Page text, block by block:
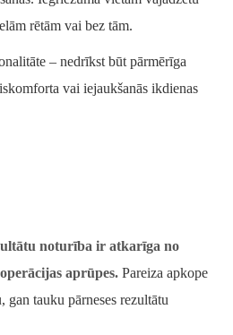
rētām vai bez tām.
– nedrīkst būt pārmērīga
vai iejaukšanās ikdienas
noturība ir atkarīga no
aprūpes. Pareiza apkope
gan tauku pārneses rezultātu